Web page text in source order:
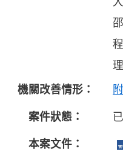
機關改善情形：
案件狀態：
本案文件：